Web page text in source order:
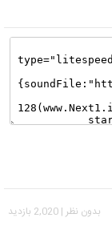
بدون نظر | 2,020 بازدید